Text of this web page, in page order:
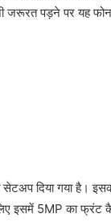
जरूरत पड़ने पर यह
दिया गया है।
इसमें 5MP का फ्रंट